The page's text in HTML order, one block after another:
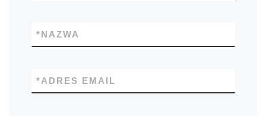
NAZWA
*
ADRES EMAIL
*